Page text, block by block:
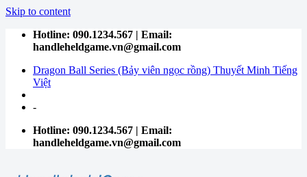
Skip to content
Hotline: 090.1234.567 | Email:
handleheldgame.vn@gmail.com
Dragon Ball Series (Bảy viên ngọc rồng) Thuyết Minh Tiếng
Việt
-
Hotline: 090.1234.567 | Email:
handleheldgame.vn@gmail.com